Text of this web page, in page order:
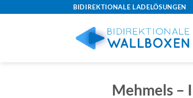
BIDIREKTIONALE LADELÖSUNGEN
Mehmels –